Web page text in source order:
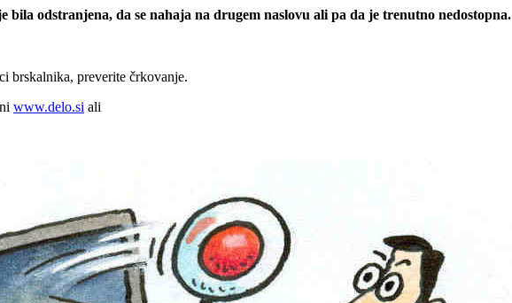
bila odstranjena, da se nahaja na drugem naslovu ali pa da je trenutno nedostopna.
brskalnika, preverite črkovanje.
www.delo.si ali